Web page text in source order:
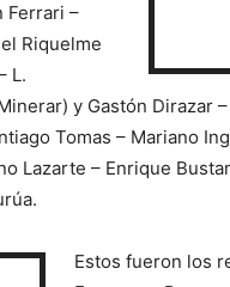
Ferrari –
Riquelme
L.
y Gastón Dirazar
Tomas – Mariano
Lazarte – Enrique
Estos fueron los